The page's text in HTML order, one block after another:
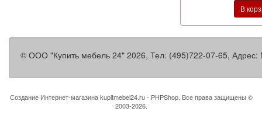
В
© ООО "Купить мебель 24" 2026, Тел: (495)722-07-65, Адрес:
Создание Интернет-магазинаkupitmebel24.ru - PHPShop. Все права защищены ©
2003-2026.